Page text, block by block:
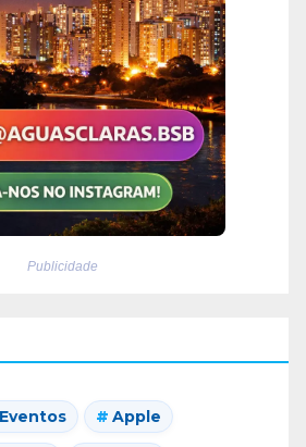
Publicidade
Apple